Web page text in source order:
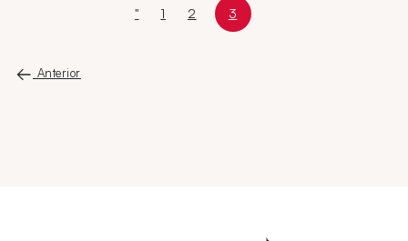
Page 3 sur 3
Anterior
Primeira página
" Page
1 Page
2 Page courante
3